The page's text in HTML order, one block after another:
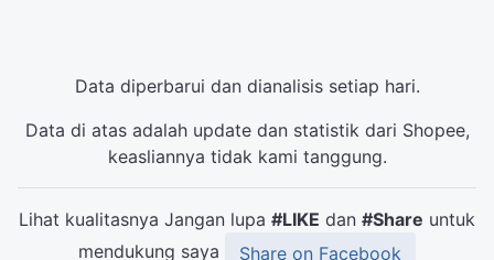
Data diperbarui dan dianalisis setiap hari.
Data di atas adalah update dan statistik dari Shopee,
keasliannya tidak kami tanggung.
Lihat kualitasnya Jangan lupa #LIKE dan #Share untuk
mendukung saya
Share on Facebook